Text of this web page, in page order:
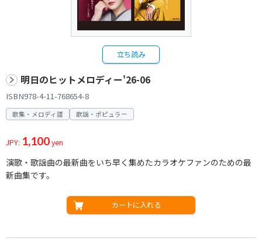
立ち読み
明日のヒットメロディー'26-06
ISBN978-4-11-768654-8
歌集・メロディ譜 歌謡・ポピュラー
JPY: 1,100yen
演歌・歌謡曲の最新曲をいち早く集めたカラオケファンのための最
新曲集です。
カートに入れる